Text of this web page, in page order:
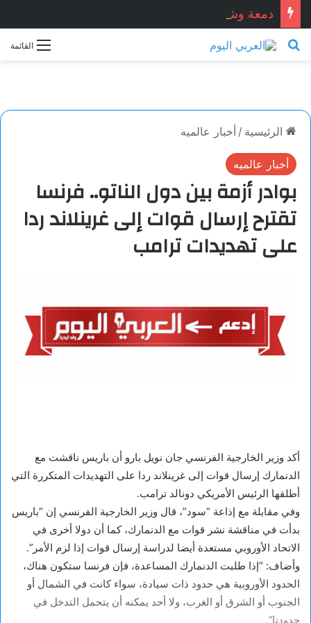
القائمة بحث عن
الرئيسية / أخبار عالميه
أخبار عالميه
بوادر أزمة بين دول الناتو.. فرنسا
تقترح إرسال قوات إلى غرينلاند ردا
على تهديدات ترامب
أكد وزير الخارجية الفرنسي جان نويل بارو أن باريس ناقشت مع
الدنمارك إرسال قوات إلى غرينلاند ردا على التهديدات المتكررة التي
أطلقها الرئيس الأمريكي دونالد ترامب.
وفي مقابلة مع إذاعة “سود”، قال وزير الخارجية الفرنسي إن “باريس
بدأت في مناقشة نشر قوات مع الدنمارك، كما أن دولا أخرى في
الاتحاد الأوروبي مستعدة أيضا لدراسة إرسال قوات إذا لزم الأمر”.
وأضاف: “إذا طلبت الدنمارك المساعدة، فإن فرنسا ستكون هناك،
الحدود الأوروبية هي حدود ذات سيادة، سواء كانت في الشمال أو
الجنوب أو الشرق أو الغرب، ولا أحد يمكنه أن يتحمل التدخل في
حدودنا”.